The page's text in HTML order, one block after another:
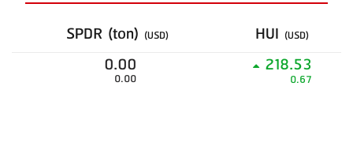
SPDR (ton) (USD) HUI (USD)
0.00
0.00
218.53
0.67